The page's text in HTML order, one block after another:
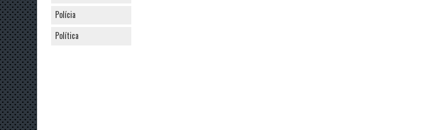
Polícia
Política